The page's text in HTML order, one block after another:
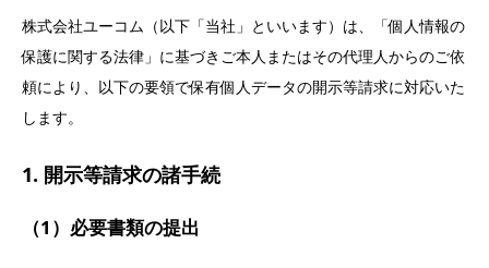
株式会社ユーコム（以下「当社」といいます）は、「個人情報の
保護に関する法律」に基づきご本人またはその代理人からのご依
頼により、以下の要領で保有個人データの開示等請求に対応いた
します。
1. 開示等請求の諸手続
（1）必要書類の提出